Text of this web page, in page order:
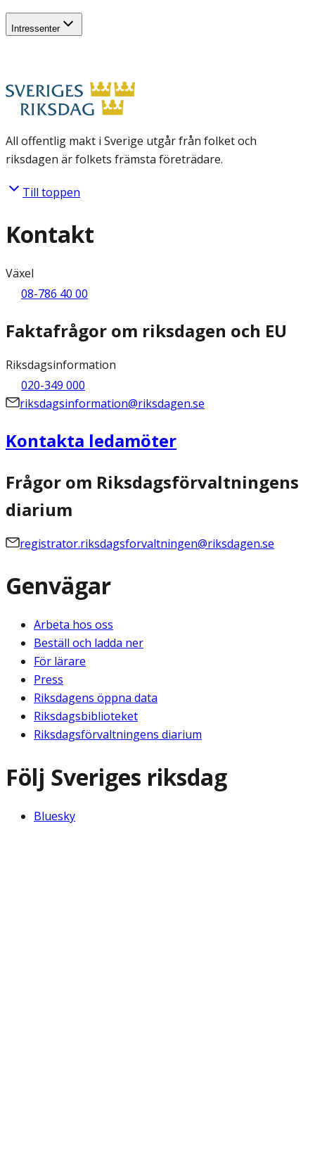
Intressenter
All offentlig makt i Sverige utgår från folket och
riksdagen är folkets främsta företrädare.
Till toppen
Kontakt
Växel
08-786 40 00
Faktafrågor om riksdagen och EU
Riksdagsinformation
020-349 000
riksdagsinformation@riksdagen.se
Kontakta ledamöter
Frågor om Riksdagsförvaltningens
diarium
registrator.riksdagsforvaltningen@riksdagen.se
Genvägar
Arbeta hos oss
Beställ och ladda ner
För lärare
Press
Riksdagens öppna data
Riksdagsbiblioteket
Riksdagsförvaltningens diarium
Följ Sveriges riksdag
Bluesky